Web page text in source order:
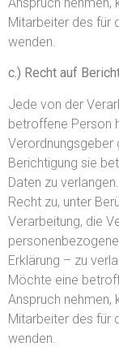
Mitarbeiter des für
wenden.
c.) Recht auf
Jede von der
betroffene Person
Verordnungsgeber
Berichtigung sie
Daten zu
Recht zu, unter
Verarbeitung, die
Erklärung – zu
Möchte eine
Anspruch nehmen,
Mitarbeiter des für
wenden.